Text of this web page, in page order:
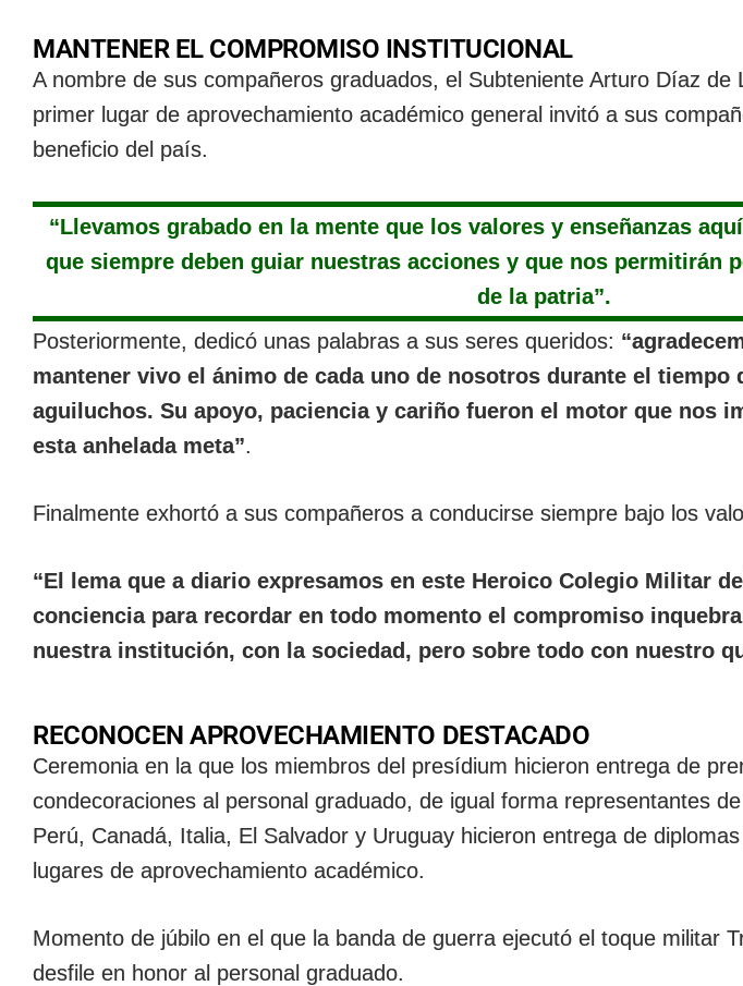
MANTENER EL COMPROMISO INSTITUCIONAL
A nombre de sus compañeros graduados, el Subteniente Arturo Díaz
primer lugar de aprovechamiento académico general invitó a sus
beneficio del país.
“Llevamos grabado en la mente que los valores y enseñanzas
que siempre deben guiar nuestras acciones y que nos permitirán
de la patria”.
Posteriormente, dedicó unas palabras a sus seres queridos:
mantener vivo el ánimo de cada uno de nosotros durante el tiempo
aguiluchos. Su apoyo, paciencia y cariño fueron el motor que nos
esta anhelada meta”.
Finalmente exhortó a sus compañeros a conducirse siempre bajo los
“El lema que a diario expresamos en este Heroico Colegio Militar
conciencia para recordar en todo momento el compromiso
nuestra institución, con la sociedad, pero sobre todo con nuestro
RECONOCEN APROVECHAMIENTO DESTACADO
Ceremonia en la que los miembros del presídium hicieron entrega de
condecoraciones al personal graduado, de igual forma representantes
Perú, Canadá, Italia, El Salvador y Uruguay hicieron entrega de
lugares de aprovechamiento académico.
Momento de júbilo en el que la banda de guerra ejecutó el toque militar
desfile en honor al personal graduado.